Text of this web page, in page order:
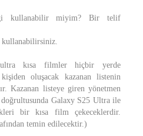
kullanabilir miyim? Bir telif
kısa filmler hiçbir yerde
oluşacak kazanan listenin
Kazanan listeye giren yönetmen
Galaxy S25 Ultra ile
bir kısa film çekeceklerdir.
temin edilecektir.)